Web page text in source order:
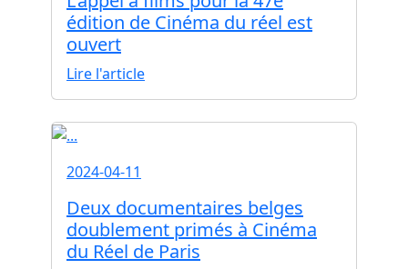
édition de Cinéma du réel est
ouvert
Lire l'article
2024-04-11
Deux documentaires belges
doublement primés à Cinéma
du Réel de Paris